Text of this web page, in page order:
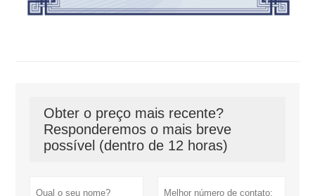
Obter o preço mais recente?
Responderemos o mais breve
possível (dentro de 12 horas)